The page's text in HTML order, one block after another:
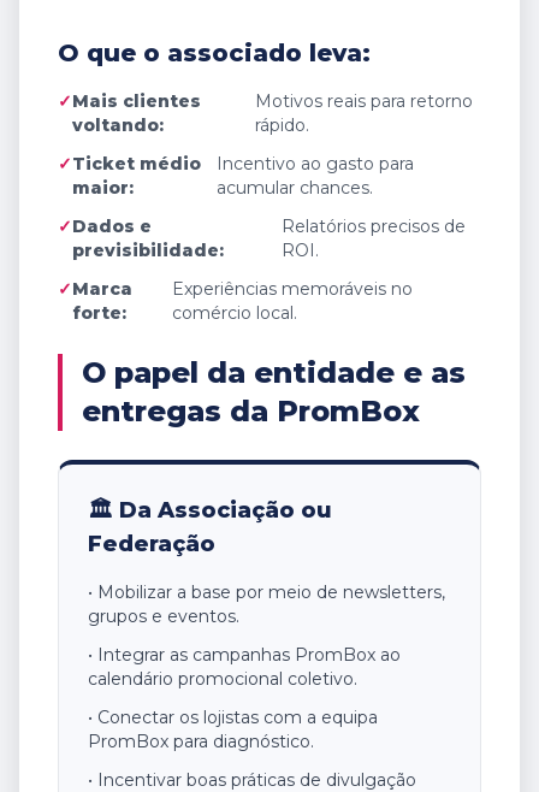
O que o associado leva:
✓Mais clientes
voltando:
Motivos reais para retorno
rápido.
✓Ticket médio
maior:
Incentivo ao gasto para
acumular chances.
✓Dados e
previsibilidade:
Relatórios precisos de
ROI.
✓Marca
forte:
Experiências memoráveis no
comércio local.
O papel da entidade e as
entregas da PromBox
🏛️ Da Associação ou
Federação
• Mobilizar a base por meio de newsletters,
grupos e eventos.
• Integrar as campanhas PromBox ao
calendário promocional coletivo.
• Conectar os lojistas com a equipa
PromBox para diagnóstico.
• Incentivar boas práticas de divulgação